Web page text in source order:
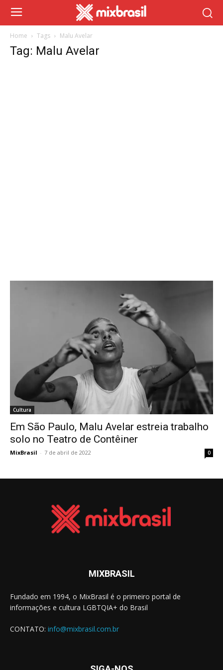
Home Tags Malu Avelar
Tag: Malu Avelar
Cultura
Em São Paulo, Malu Avelar estreia trabalho
solo no Teatro de Contêiner
MixBrasil - 7 de abril de 2022 0
MIXBRASIL
Fundado em 1994, o MixBrasil é o primeiro portal de
informações e cultura LGBTQIA+ do Brasil
CONTATO: info@mixbrasil.com.br